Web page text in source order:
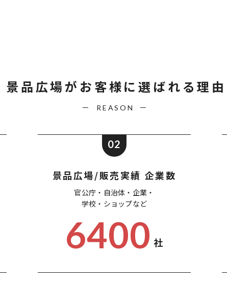
景品広場が お客様に選ばれる理由
REASON
02
景品広場/販売実績 企業数
官公庁・自治体・企業・
学校・ショップなど
6400 社